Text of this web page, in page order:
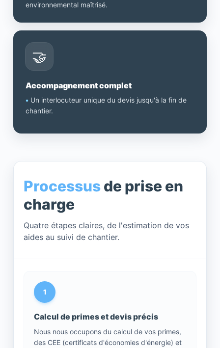
environnemental maîtrisé.
🤝
Accompagnement complet
• Un interlocuteur unique du devis jusqu'à la fin de
chantier.
Processusde prise en
charge
Quatre étapes claires, de l'estimation de vos
aides au suivi de chantier.
1
Calcul de primes et devis précis
Nous nous occupons du calcul de vos primes,
des CEE (certificats d'économies d'énergie) et